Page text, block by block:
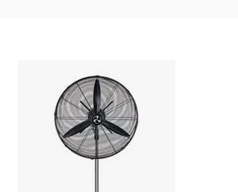
vingehjul,